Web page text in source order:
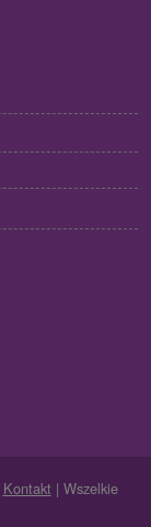
Kontakt | Wszelkie